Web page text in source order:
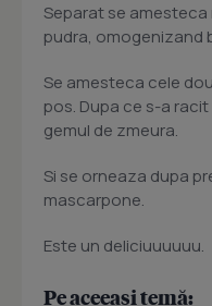
Separat se
pudra, omogenizand
Se amesteca cele
pos. Dupa ce s-a
gemul de zmeura.
Si se orneaza dupa
mascarpone.
Este un deliciuuuuuu.
Pe aceeași temă: